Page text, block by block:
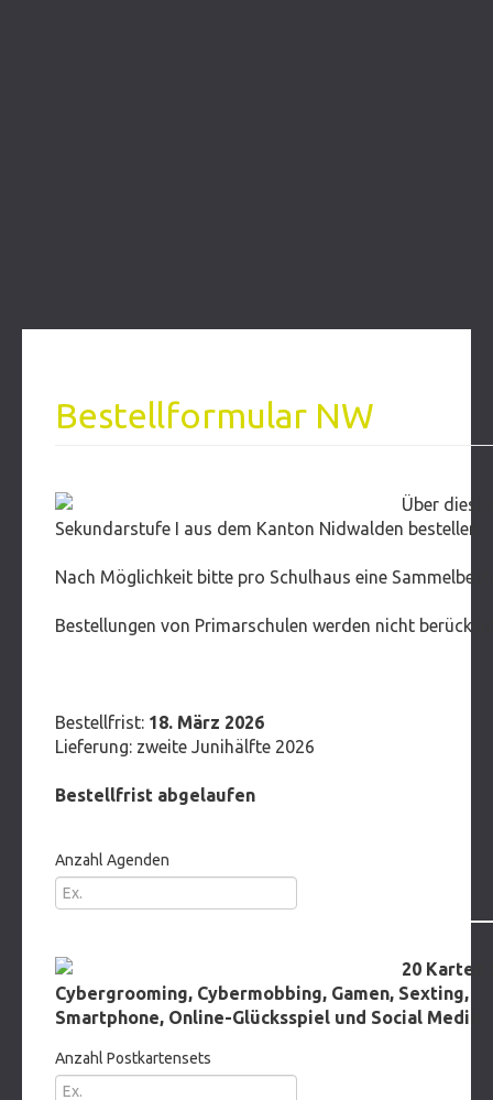
Bestellformular NW
Über
Sekundarstufe I aus dem Kanton Nidwalden bestellen.
Nach Möglichkeit bitte pro Schulhaus eine
Bestellungen von Primarschulen werden nicht
Bestellfrist: 18. März 2026
Lieferung: zweite Junihälfte 2026
Bestellfrist abgelaufen
Anzahl Agenden
20 Karten
Cybergrooming, Cybermobbing, Gamen, Sexting,
Smartphone, Online-Glücksspiel und Social Media
Anzahl Postkartensets